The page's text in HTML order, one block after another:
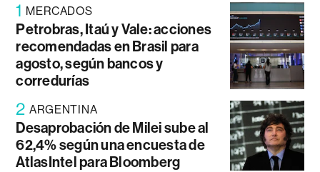
1 MERCADOS
Petrobras, Itaú y Vale: acciones
recomendadas en Brasil para
agosto, según bancos y
corredurías
2 ARGENTINA
Desaprobación de Milei sube al
62,4% según una encuesta de
AtlasIntel para Bloomberg